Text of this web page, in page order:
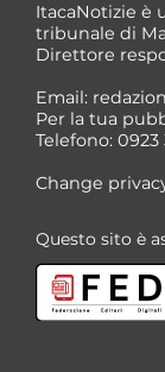
*
ItacaNotizie è
tribunale di
Direttore
Email:
Per la tua
Telefono: 0923
Change
Questo sito è